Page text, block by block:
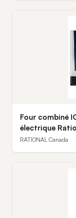
Four combiné
électrique
RATIONAL Canada